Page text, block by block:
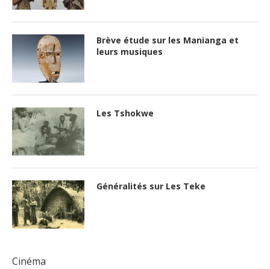
Brève étude sur les Manianga et
leurs musiques
Les Tshokwe
Généralités sur Les Teke
Cinéma